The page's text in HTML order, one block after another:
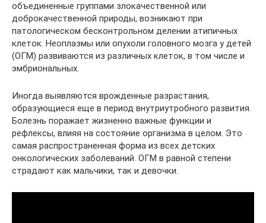
объединенные группами злокачественной или
доброкачественной природы, возникают при
патологическом бесконтрольном делении атипичных
клеток. Неоплазмы или опухоли головного мозга у детей
(ОГМ) развиваются из различных клеток, в том числе и
эмбриональных.
Иногда выявляются врожденные разрастания,
образующиеся еще в период внутриутробного развития.
Болезнь поражает жизненно важные функции и
рефлексы, влияя на состояние организма в целом. Это
самая распространенная форма из всех детских
онкологических заболеваний. ОГМ в равной степени
страдают как мальчики, так и девочки.